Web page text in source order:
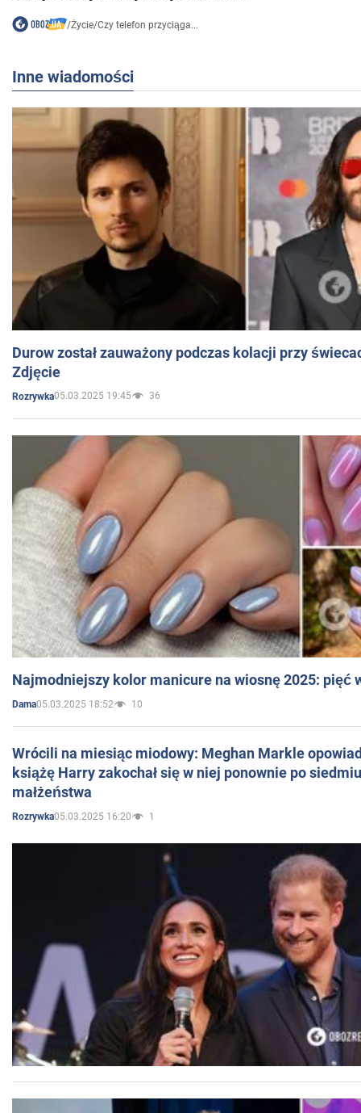
/Życie/Czy telefon przyciąga...
Inne wiadomości
Durow został zauważony podczas kolacji przy
Zdjęcie
Rozrywka05.03.2025 19:45 36
Najmodniejszy kolor manicure na wiosnę 2025: pięć
Dama05.03.2025 18:52 10
Wrócili na miesiąc miodowy: Meghan Markle
książę Harry zakochał się w niej ponownie po
małżeństwa
Rozrywka05.03.2025 16:20 1